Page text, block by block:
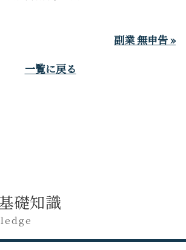
副業 無申告 »
一覧に戻る
礎知識